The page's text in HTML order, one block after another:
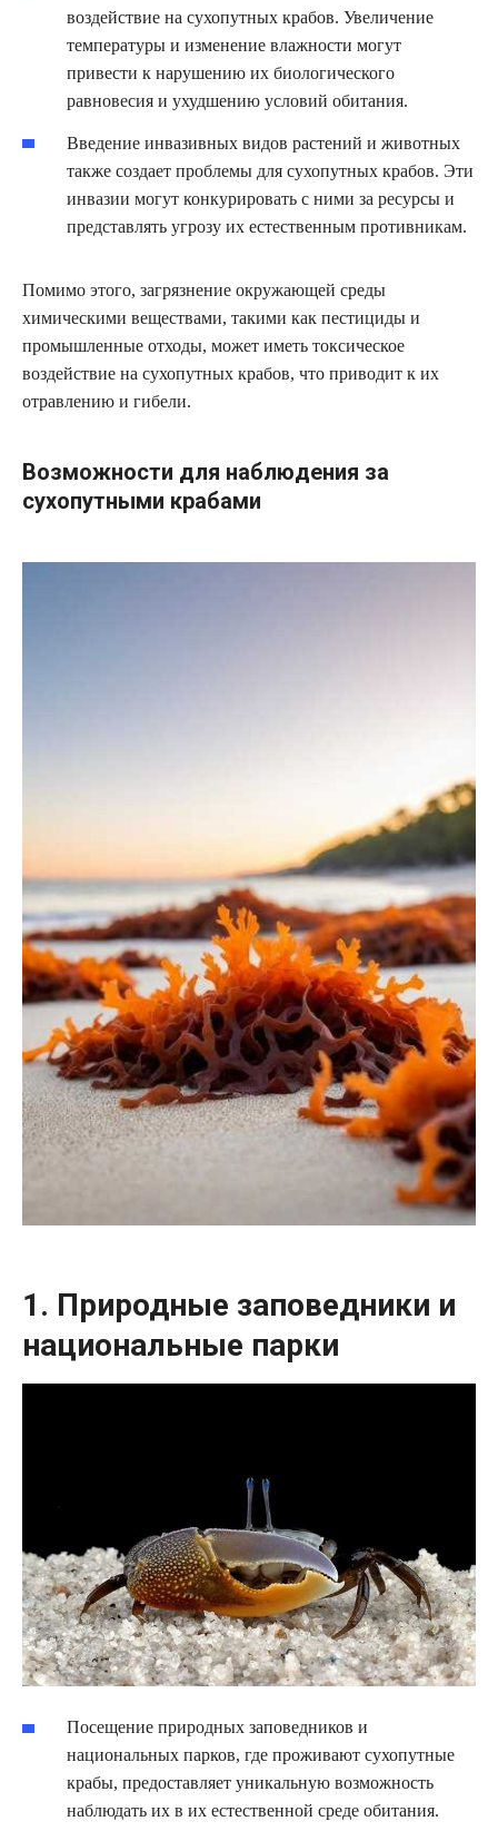
воздействие на сухопутных крабов. Увеличение
температуры и изменение влажности могут
привести к нарушению их биологического
равновесия и ухудшению условий обитания.
Введение инвазивных видов растений и животных
также создает проблемы для сухопутных крабов. Эти
инвазии могут конкурировать с ними за ресурсы и
представлять угрозу их естественным противникам.
Помимо этого, загрязнение окружающей среды
химическими веществами, такими как пестициды и
промышленные отходы, может иметь токсическое
воздействие на сухопутных крабов, что приводит к их
отравлению и гибели.
Возможности для наблюдения за
сухопутными крабами
1. Природные заповедники и
национальные парки
Посещение природных заповедников и
национальных парков, где проживают сухопутные
крабы, предоставляет уникальную возможность
наблюдать их в их естественной среде обитания.